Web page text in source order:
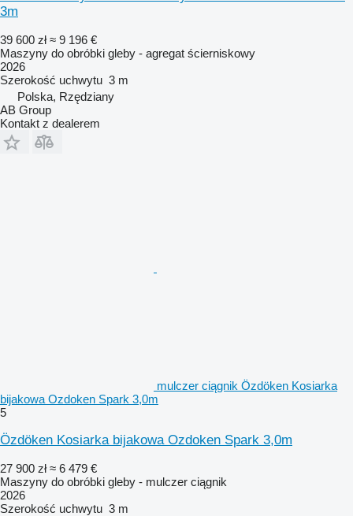
3m
39 600 zł ≈ 9 196 €
Maszyny do obróbki gleby - agregat ścierniskowy
2026
Szerokość uchwytu 3 m
Polska, Rzędziany
AB Group
Kontakt z dealerem
mulczer ciągnik Özdöken Kosiarka
bijakowa Ozdoken Spark 3,0m
5
Özdöken Kosiarka bijakowa Ozdoken Spark 3,0m
27 900 zł ≈ 6 479 €
Maszyny do obróbki gleby - mulczer ciągnik
2026
Szerokość uchwytu 3 m